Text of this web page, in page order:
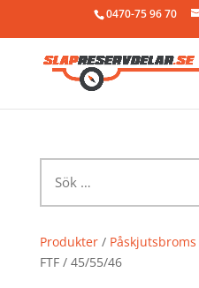
0470-75 96 70
efter:
Produkter/ Påskjutsbroms
FTF / 45/55/46